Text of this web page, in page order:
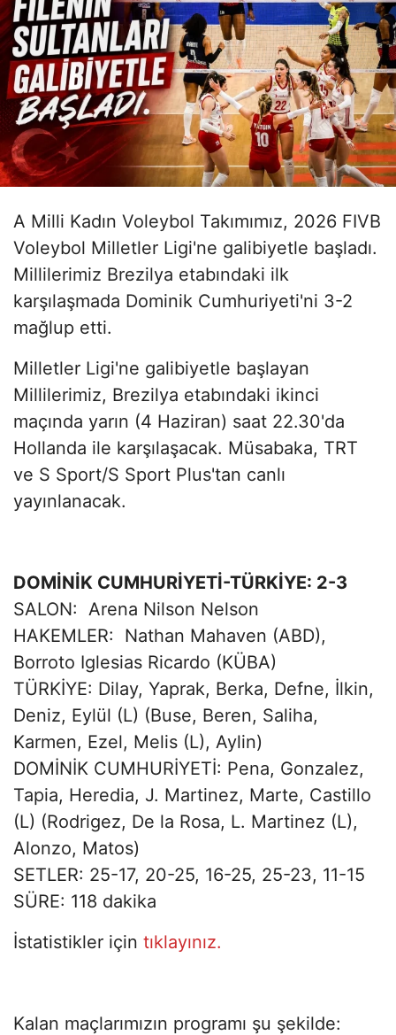
A Milli Kadın Voleybol Takımımız, 2026 FIVB
Voleybol Milletler Ligi'ne galibiyetle başladı.
Millilerimiz Brezilya etabındaki ilk
karşılaşmada Dominik Cumhuriyeti'ni 3-2
mağlup etti.
Milletler Ligi'ne galibiyetle başlayan
Millilerimiz, Brezilya etabındaki ikinci
maçında yarın (4 Haziran) saat 22.30'da
Hollanda ile karşılaşacak. Müsabaka, TRT
ve S Sport/S Sport Plus'tan canlı
yayınlanacak.
DOMİNİK CUMHURİYETİ-TÜRKİYE: 2-3
SALON: Arena Nilson Nelson
HAKEMLER: Nathan Mahaven (ABD),
Borroto Iglesias Ricardo (KÜBA)
TÜRKİYE: Dilay, Yaprak, Berka, Defne, İlkin,
Deniz, Eylül (L) (Buse, Beren, Saliha,
Karmen, Ezel, Melis (L), Aylin)
DOMİNİK CUMHURİYETİ: Pena, Gonzalez,
Tapia, Heredia, J. Martinez, Marte, Castillo
(L) (Rodrigez, De la Rosa, L. Martinez (L),
Alonzo, Matos)
SETLER: 25-17, 20-25, 16-25, 25-23, 11-15
SÜRE: 118 dakika
İstatistikler için tıklayınız.
Kalan maçlarımızın programı şu şekilde: